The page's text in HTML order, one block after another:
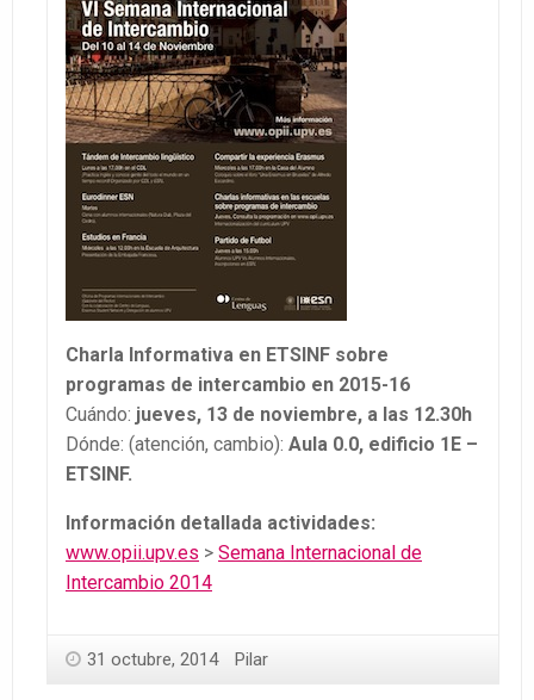
Charla Informativa en ETSINF sobre
programas de intercambio en 2015-16
Cuándo: jueves, 13 de noviembre, a las 12.30h
Dónde: (atención, cambio): Aula 0.0, edificio 1E –
ETSINF.
Información detallada actividades:
www.opii.upv.es > Semana Internacional de
Intercambio 2014
31 octubre, 2014 Pilar